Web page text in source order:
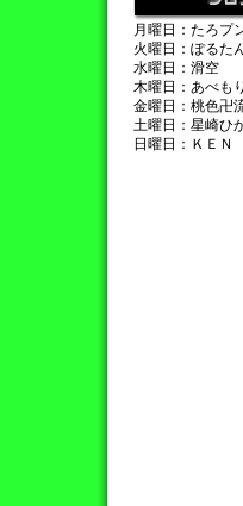
月曜日：たろプ
火曜日：ぽるた
水曜日：滑空
木曜日：あべも
金曜日：桃色卍
土曜日：星崎ひ
日曜日：ＫＥＮ